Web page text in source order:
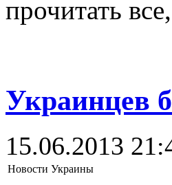
прочитать
Украинцев
15.06.2013
Новости Украины